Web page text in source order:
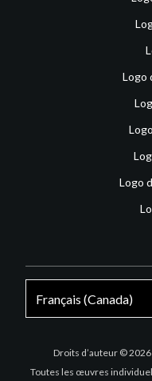
Logo
Logo
Droits d’auteur ©
Toutes les œuvres